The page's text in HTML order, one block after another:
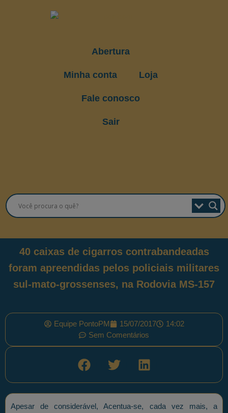
Abertura
Minha conta Loja
Fale conosco
Sair
40 caixas de cigarros contrabandeadas
foram apreendidas pelos policiais militares
sul-mato-grossenses, na Rodovia MS-157
Equipe PontoPM 15/07/2017
14:02
Sem Comentários
Apesar de considerável, Acentua-se, cada vez mais, a